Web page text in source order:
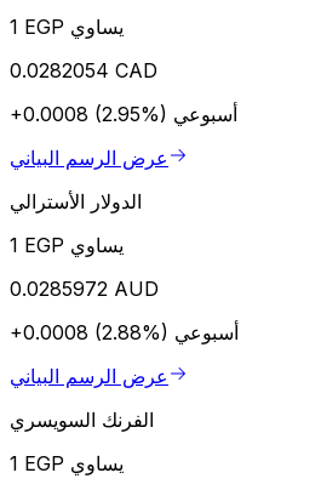
1 EGP يساوي
0.0282054 CAD
+0.0008 (2.95%) أسبوعي
عرض الرسم البياني
الدولار الأسترالي
1 EGP يساوي
0.0285972 AUD
+0.0008 (2.88%) أسبوعي
عرض الرسم البياني
الفرنك السويسري
1 EGP يساوي